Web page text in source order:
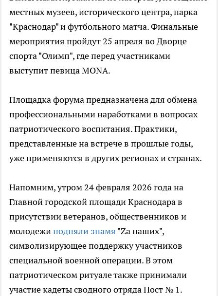
местных музеев, исторического центра, парка
"Краснодар" и футбольного матча. Финальные
мероприятия пройдут 25 апреля во Дворце
спорта "Олимп", где перед участниками
выступит певица MONA.
Площадка форума предназначена для обмена
профессиональными наработками в вопросах
патриотического воспитания. Практики,
представленные на встрече в прошлые годы,
уже применяются в других регионах и странах.
Напомним, утром 24 февраля 2026 года на
Главной городской площади Краснодара в
присутствии ветеранов, общественников и
молодежиподняли знамя "Zа наших",
символизирующее поддержку участников
специальной военной операции. В этом
патриотическом ритуале также принимали
участие кадеты сводного отряда Пост № 1.